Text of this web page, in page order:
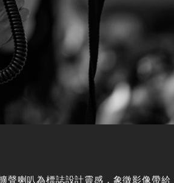
聲喇叭為標誌設計靈感，象徵影像帶給